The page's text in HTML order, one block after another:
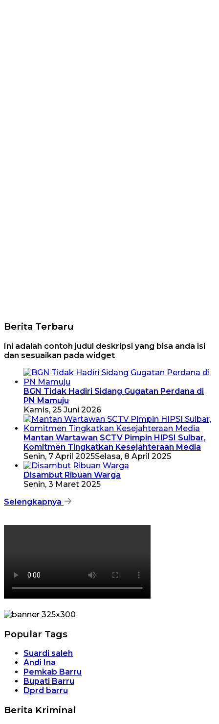
Berita Terbaru
Ini adalah contoh judul deskripsi yang bisa anda isi
dan sesuaikan pada widget
BGN Tidak Hadiri Sidang Gugatan Perdana di
PN Mamuju
Kamis, 25 Juni 2026
Mantan Wartawan SCTV Pimpin HIPSI Sulbar,
Komitmen Tingkatkan Kesejahteraan Media
Senin, 7 April 2025Selasa, 8 April 2025
Disambut Ribuan Warga
Senin, 3 Maret 2025
Selengkapnya
Popular Tags
Suardi saleh
Andi Ina
Pemkab Barru
Bupati Barru
Dprd barru
Berita Kriminal